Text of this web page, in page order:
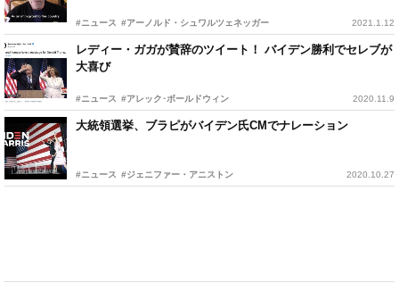
#ニュース #アーノルド・シュワルツェネッガー 2021.1.12
レディー・ガガが賛辞のツイート！ バイデン勝利でセレブが
大喜び
#ニュース #アレック･ボールドウィン 2020.11.9
大統領選挙、ブラピがバイデン氏CMでナレーション
#ニュース #ジェニファー・アニストン 2020.10.27